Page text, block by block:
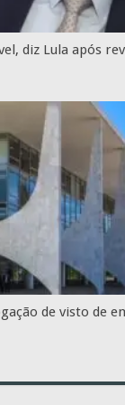
diz Lula após
de visto de